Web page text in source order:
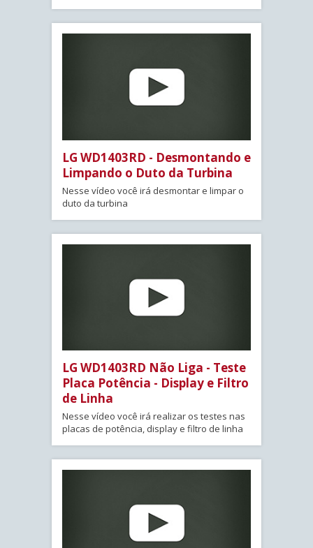
LG WD1403RD - Desmontando e
Limpando o Duto da Turbina
Nesse vídeo você irá desmontar e limpar o
duto da turbina
LG WD1403RD Não Liga - Teste
Placa Potência - Display e Filtro
de Linha
Nesse vídeo você irá realizar os testes nas
placas de potência, display e filtro de linha